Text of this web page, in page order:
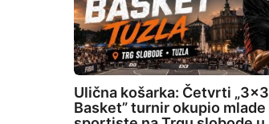
Ulična košarka: Četvrti „3×3
Basket” turnir okupio mlade